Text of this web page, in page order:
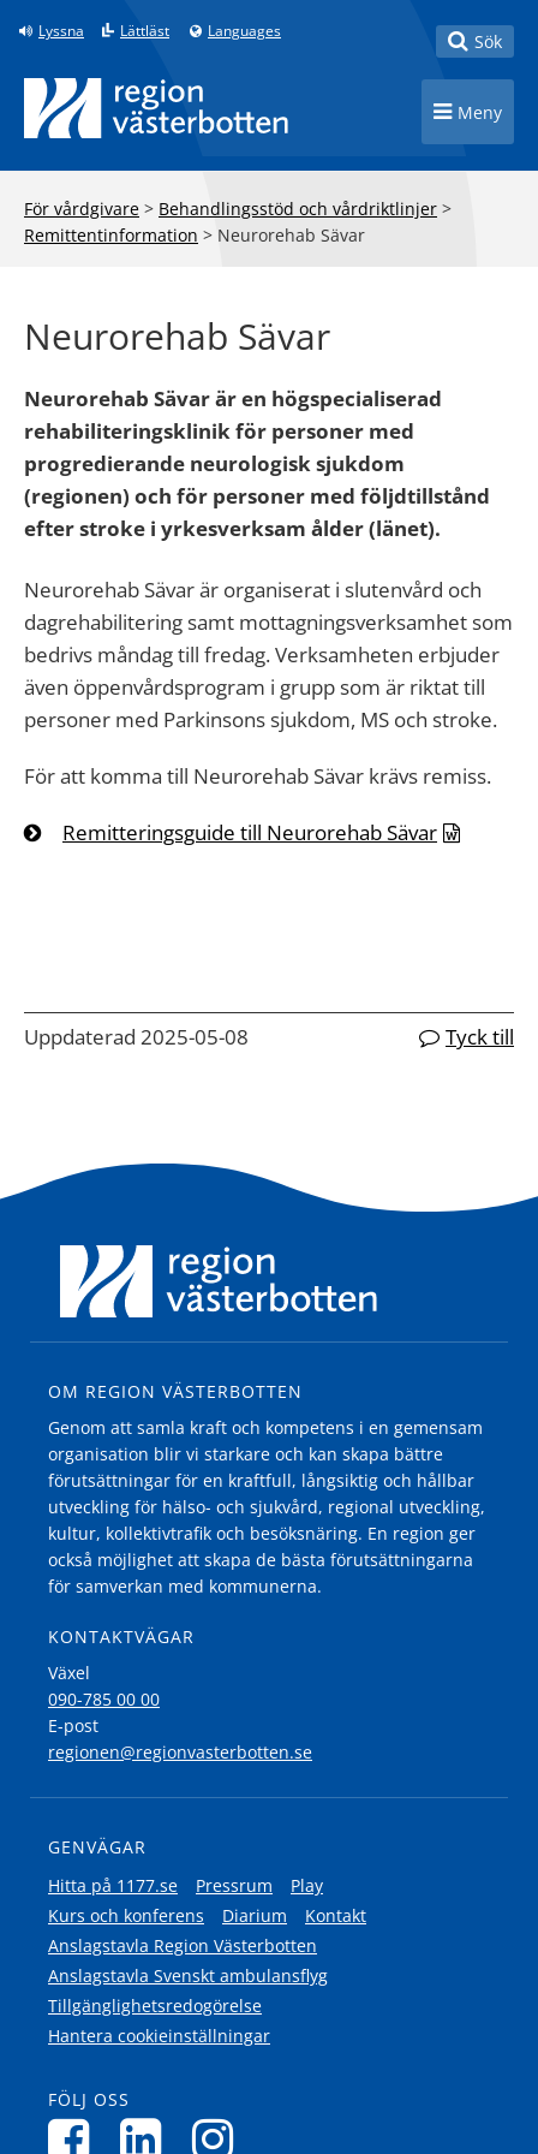
Till innehåll på sidan
Lyssna Lättläst Languages Toggle
Sök
Toggle
Meny
För vårdgivare > Behandlingsstöd och vårdriktlinjer >
Remittentinformation > Neurorehab Sävar
Neurorehab Sävar
Neurorehab Sävar är en högspecialiserad
rehabiliteringsklinik för personer med
progredierande neurologisk sjukdom
(regionen) och för personer med följdtillstånd
efter stroke i yrkesverksam ålder (länet).
Neurorehab Sävar är organiserat i slutenvård och
dagrehabilitering samt mottagningsverksamhet som
bedrivs måndag till fredag. Verksamheten erbjuder
även öppenvårdsprogram i grupp som är riktat till
personer med Parkinsons sjukdom, MS och stroke.
För att komma till Neurorehab Sävar krävs remiss.
Remitteringsguide till Neurorehab Sävar
Uppdaterad 2025-05-08 Tyck till
OM REGION VÄSTERBOTTEN
Genom att samla kraft och kompetens i en gemensam
organisation blir vi starkare och kan skapa bättre
förutsättningar för en kraftfull, långsiktig och hållbar
utveckling för hälso- och sjukvård, regional utveckling,
kultur, kollektivtrafik och besöksnäring. En region ger
också möjlighet att skapa de bästa förutsättningarna
för samverkan med kommunerna.
KONTAKTVÄGAR
Växel
090-785 00 00
E-post
regionen@regionvasterbotten.se
GENVÄGAR
Hitta på 1177.se
Pressrum
Play
Kurs och konferens
Diarium
Kontakt
Anslagstavla Region Västerbotten
Anslagstavla Svenskt ambulansflyg
Tillgänglighetsredogörelse
Hantera cookieinställningar
FÖLJ OSS